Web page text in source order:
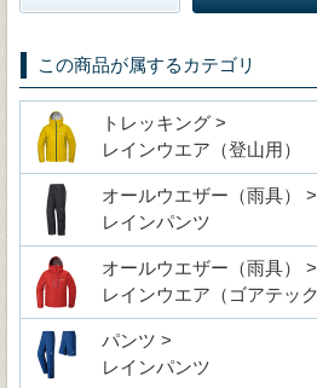
この商品が属するカテゴリ
トレッキング >
レインウエア（登山用）
オールウエザー（雨具） >
レインパンツ
オールウエザー（雨具） >
レインウエア（ゴアテック
パンツ >
レインパンツ